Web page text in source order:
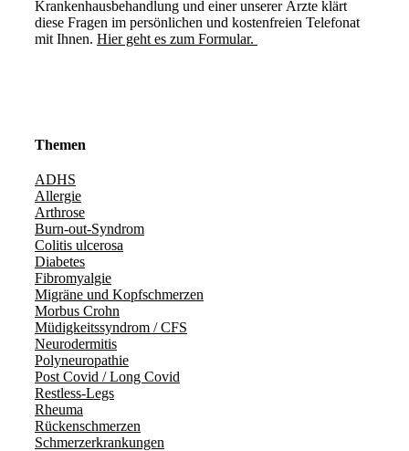
Krankenhausbehandlung und einer unserer Ärzte klärt
diese Fragen im persönlichen und kostenfreien Telefonat
mit Ihnen. Hier geht es zum Formular.
Themen
ADHS
Allergie
Arthrose
Burn-out-Syndrom
Colitis ulcerosa
Diabetes
Fibromyalgie
Migräne und Kopfschmerzen
Morbus Crohn
Müdigkeitssyndrom / CFS
Neurodermitis
Polyneuropathie
Post Covid / Long Covid
Restless-Legs
Rheuma
Rückenschmerzen
Schmerzerkrankungen